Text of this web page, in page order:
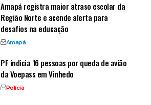
Amapá registra maior atraso escolar da
Região Norte e acende alerta para
desafios na educação
Amapá
PF indicia 16 pessoas por queda de avião
da Voepass em Vinhedo
Polícia